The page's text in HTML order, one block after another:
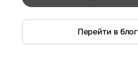
Перейти в блог